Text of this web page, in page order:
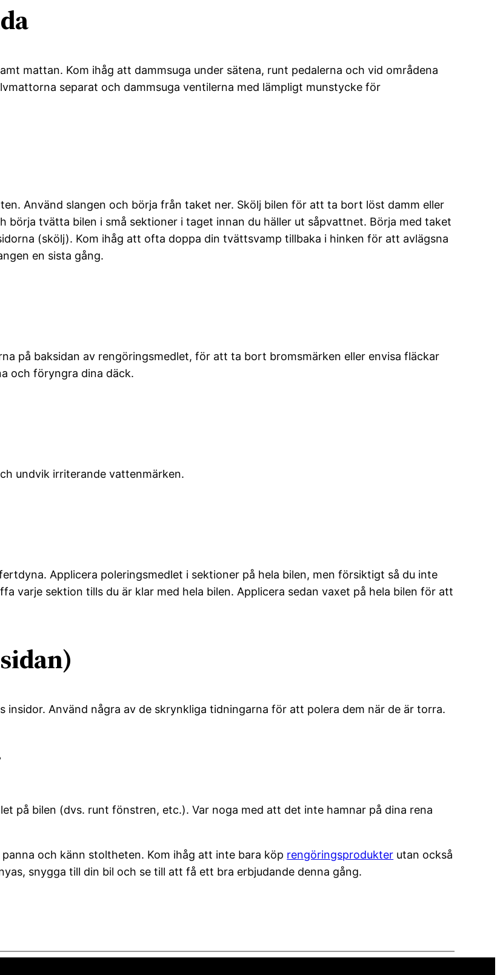
mattan. Kom ihåg att dammsuga under sätena, runt pedalerna och vid områdena
separat och dammsuga ventilerna med lämpligt munstycke för
Använd slangen och börja från taket ner. Skölj bilen för att ta bort löst damm eller
tvätta bilen i små sektioner i taget innan du häller ut såpvattnet. Börja med taket
(skölj). Kom ihåg att ofta doppa din tvättsvamp tillbaka i hinken för att avlägsna
en sista gång.
på baksidan av rengöringsmedlet, för att ta bort bromsmärken eller envisa fläckar
och föryngra dina däck.
undvik irriterande vattenmärken.
Applicera poleringsmedlet i sektioner på hela bilen, men försiktigt så du inte
varje sektion tills du är klar med hela bilen. Applicera sedan vaxet på hela bilen för att
insidor. Använd några av de skrynkliga tidningarna för att polera dem när de är torra.
på bilen (dvs. runt fönstren, etc.). Var noga med att det inte hamnar på dina rena
och känn stoltheten. Kom ihåg att inte bara köp rengöringsprodukter utan också
snygga till din bil och se till att få ett bra erbjudande denna gång.